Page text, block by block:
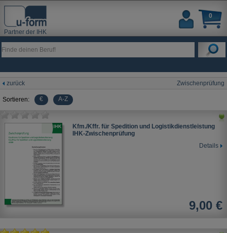
Partner der IHK
0
zurück Zwischenprüfung
Sortieren: € A-Z
Kfm./Kffr. für Spedition und Logistikdienstleistung
IHK-Zwischenprüfung
Details
9,00 €